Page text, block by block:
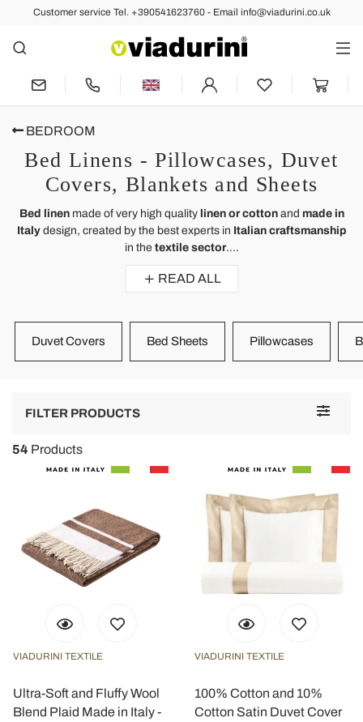
Customer service Tel. +390541623760 - Email info@viadurini.co.uk
BEDROOM
Bed Linens - Pillowcases, Duvet
Covers, Blankets and Sheets
Bed linenmade of very high qualitylinen or cottonand made in
Italy design, created by the best experts in Italian craftsmanship
in the textile sector....
READ ALL
Duvet Covers Bed Sheets Pillowcases
Toggle
FILTER PRODUCTS
54 Products
VIADURINI TEXTILE
Ultra-Soft and Fluffy Wool
Blend Plaid Made in Italy -
VIADURINI TEXTILE
100% Cotton and 10%
Cotton Satin Duvet Cover